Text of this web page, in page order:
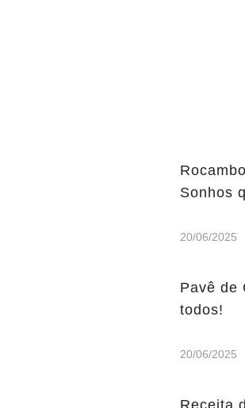
Sonhos
20/06/2025
Pavê de
todos!
20/06/2025
Receita